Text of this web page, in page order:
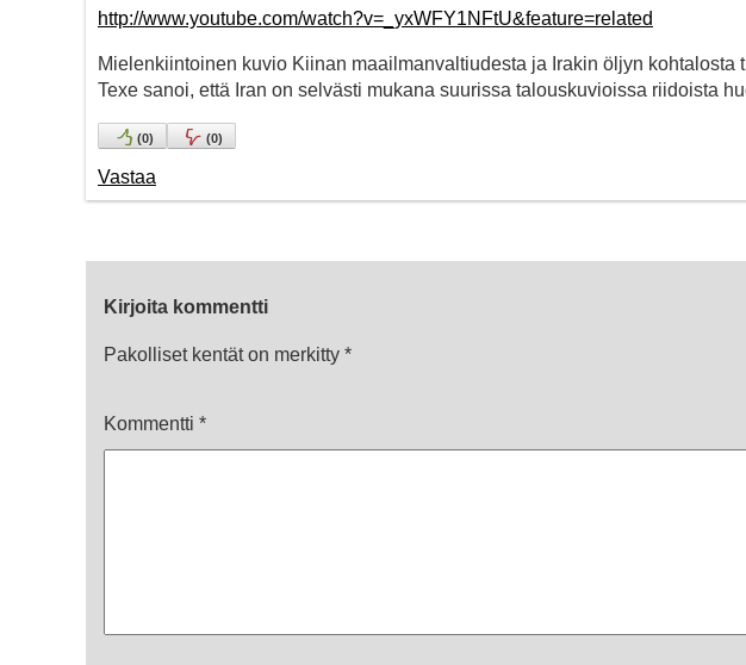
http://www.youtube.com/watch?v=_yxWFY1NFtU&feature=related
Mielenkiintoinen kuvio Kiinan maailmanvaltiudesta ja Irakin öljyn kohtalosta
Texe sanoi, että Iran on selvästi mukana suurissa talouskuvioissa riidoista
(0) (0)
Vastaa
Kirjoita kommentti
Pakolliset kentät on merkitty *
Kommentti *